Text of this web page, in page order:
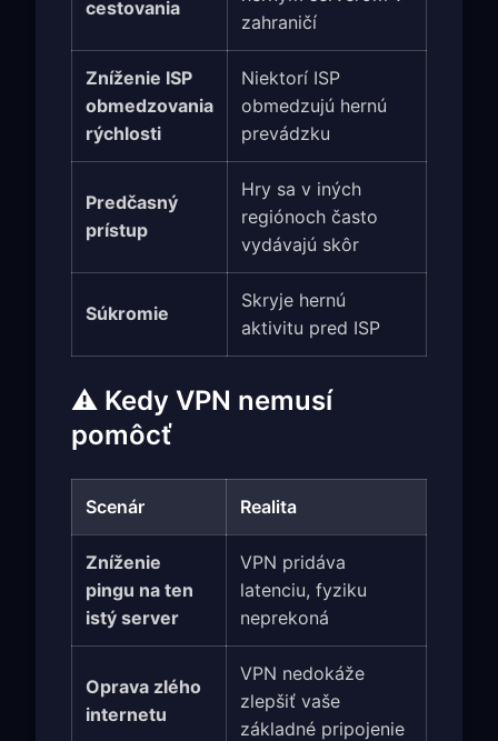
cestovania
zahraničí
Zníženie ISP
obmedzovania
rýchlosti
Niektorí ISP
obmedzujú hernú
prevádzku
Predčasný
prístup
Hry sa v iných
regiónoch často
vydávajú skôr
Súkromie
Skryje hernú
aktivitu pred ISP
⚠️ Kedy VPN nemusí
pomôcť
Scenár Realita
Zníženie
pingu na ten
istý server
VPN pridáva
latenciu, fyziku
neprekoná
Oprava zlého
internetu
VPN nedokáže
zlepšiť vaše
základné pripojenie